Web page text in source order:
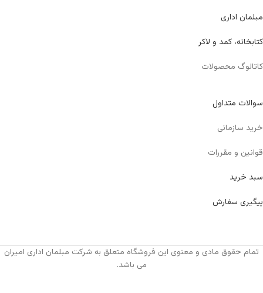
مبلمان اداری
کتابخانه، کمد و لاکر
کاتالوگ محصولات
سوالات متداول
خرید سازمانی
قوانین و مقررات
سبد خرید
پیگیری سفارش
تمام حقوق مادی و معنوی این فروشگاه متعلق به شرکت مبلمان اداری امیران
می باشد.